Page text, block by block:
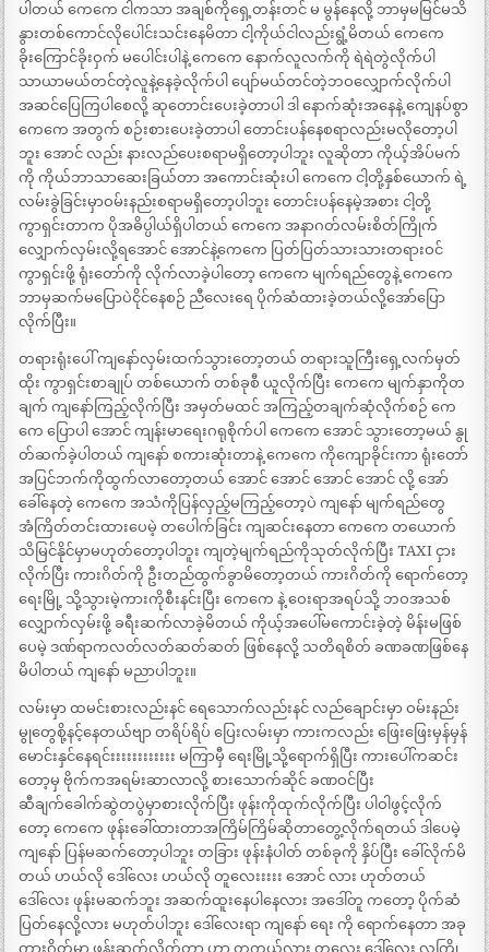
ပါတယ် ကေကေ ငါကသာ အချစ်ကိုရှေ့တန်းတင် မ မွန်နေလို့ ဘာမှမမြင်မသိ
နွားတစ်ကောင်လိုပေါင်းသင်းနေမိတာ ငါ့ကိုယ်ငါလည်းရွံ့မိတယ် ကေကေ
ခိုးကြောင်ခိုးဝှက် မပေါင်းပါနဲ့ ကေကေ နောက်လူလက်ကို ရဲရဲတွဲလိုက်ပါ
သာယာမယ်တင်တဲ့လူနဲ့နေခဲ့လိုက်ပါ ပျော်မယ်တင်တဲ့ဘဝလျှောက်လိုက်ပါ
အဆင်ပြေကြပါစေလို့ ဆုတောင်းပေးခဲ့တာပါ ဒါ နောက်ဆုံးအနေနဲ့ ကျေနပ်စွာ
ကေကေ အတွက် စဉ်းစားပေးခဲ့တာပါ တောင်းပန်နေစရာလည်းမလိုတော့ပါ
ဘူး အောင် လည်း နားလည်ပေးစရာမရှိတော့ပါဘူး လူဆိုတာ ကိုယ့်အိပ်မက်
ကို ကိုယ်ဘာသာဆေးခြယ်တာ အကောင်းဆုံးပါ ကေကေ ငါ့တို့နှစ်ယောက် ရဲ့
လမ်းခွဲခြင်းမှာဝမ်းနည်းစရာမရှိတော့ပါဘူး တောင်းပန်နေမဲ့အစား ငါ့တို့
ကွာရှင်းတာက ပိုအဓိပ္ပါယ်ရှိပါတယ် ကေကေ အနာဂတ်လမ်းစိတ်ကြိုက်
လျှောက်လှမ်းလို့ရအောင် အောင်နဲ့ကေကေ ပြတ်ပြတ်သားသားတရားဝင်
ကွာရှင်းဖို့ ရုံးတော်ကို လိုက်လာခဲ့ပါတော့ ကေကေ မျက်ရည်တွေနဲ့ ကေကေ
ဘာမှဆက်မပြောပဲငိုင်နေစဉ် ညီလေးရေ ပိုက်ဆံထားခဲ့တယ်လို့အော်ပြော
လိုက်ပြီး။
တရားရုံးပေါ် ကျနော်လှမ်းထက်သွားတော့တယ် တရားသူကြီးရှေ့လက်မှတ်
ထိုး ကွာရှင်းစာချုပ် တစ်ယောက် တစ်ခုစီ ယူလိုက်ပြီး ကေကေ မျက်နှာကိုတ
ချက် ကျနော်ကြည့်လိုက်ပြီး အမှတ်မထင် အကြည့်တချက်ဆုံလိုက်စဉ် ကေ
ကေ ပြောပါ အောင် ကျန်းမာရေးဂရုစိုက်ပါ ကေကေ အောင် သွားတော့မယ် နွု
တ်ဆက်ခဲ့ပါတယ် ကျနော် စကားဆုံးတာနဲ့ ကေကေ ကိုကျောခိုင်းကာ ရုံးတော်
အပြင်ဘက်ကိုထွက်လာတော့တယ် အောင် အောင် အောင် အောင် လို့ အော်
ခေါ်နေတဲ့ ကေကေ အသံကိုပြန်လှည့်မကြည့်တော့ပဲ ကျနော် မျက်ရည်တွေ
အံကြိတ်တင်းထားပေမဲ့ တပေါက်ခြင်း ကျဆင်းနေတာ ကေကေ တယောက်
သိမြင်နိုင်မှာမဟုတ်တော့ပါဘူး ကျတဲ့မျက်ရည်ကိုသုတ်လိုက်ပြီး TAXI ငှား
လိုက်ပြီး ကားဂိတ်ကို ဦးတည်ထွက်ခွာမိတော့တယ် ကားဂိတ်ကို ရောက်တော့
ရေးမြို့ သို့သွားမဲ့ကားကိုစီးနင်းပြီး ကေကေ နဲ့ ဝေးရာအရပ်သို့ ဘဝအသစ်
လျှောက်လှမ်းဖို့ ခရီးဆက်လာခဲ့မိတယ် ကိုယ့်အပေါ်မကောင်းခဲ့တဲ့ မိန်းမဖြစ်
ပေမဲ့ ဒဏ်ရာကလတ်လတ်ဆတ်ဆတ် ဖြစ်နေလို့ သတိရစိတ် ခဏခဏဖြစ်နေ
မိပါတယ် ကျနော် မညာပါဘူး။
လမ်းမှာ ထမင်းစားလည်းနင် ရေသောက်လည်းနင် လည်ချောင်းမှာ ဝမ်းနည်း
မွုတွေစို့နင့်နေတယ်ဗျာ တရိပ်ရိပ် ပြေးလမ်းမှာ ကားကလည်း ဖြေးဖြေးမှန်မှန်
မောင်းနှင်နေရင်းးးးးးးးးးးး မကြာမှီ ရေးမြို့သို့ရောက်ရှိပြီး ကားပေါ်ကဆင်း
တော့မှ ဗိုက်ကအရမ်းဆာလာလို့ စားသောက်ဆိုင် ခဏဝင်ပြီး
ဆီချက်ခေါက်ဆွဲတပွဲမှာစားလိုက်ပြီး ဖုန်းကိုထုက်လိုက်ပြီး ပါဝါဖွင့်လိုက်
တော့ ကေကေ ဖုန်းခေါ်ထားတာအကြိမ်ကြိမ်ဆိုတာတွေ့လိုက်ရတယ် ဒါပေမဲ့
ကျနော် ပြန်မဆက်တော့ပါဘူး တခြား ဖုန်းနံပါတ် တစ်ခုကို နှိပ်ပြီး ခေါ်လိုက်မိ
တယ် ဟယ်လို ဒေါ်လေး ဟယ်လို တူလေးးးးး အောင် လား ဟုတ်တယ်
ဒေါ်လေး ဖုန်းမဆက်ဘူး အဆက်ထူးနေပါနေလား အဒေါ်တူ ကတော့ ပိုက်ဆံ
ပြတ်နေလို့လား မဟုတ်ပါဘူး ဒေါ်လေးရာ ကျနော် ရေး ကို ရောက်နေတာ အခု
ကားဂိတ်မှာ ဖုန်းဆက်လိုက်တာ ဟာ တကယ်လား တူလေး ဒေါ်လေး လကြို